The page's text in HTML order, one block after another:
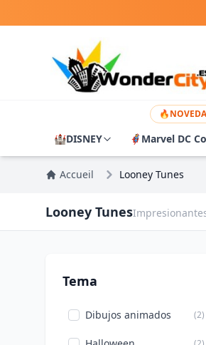
🔥
🏰DISNEY 🦸 Marvel DC
Accueil Looney Tunes
Looney Tunes
Tema
Dibujos animados (2)